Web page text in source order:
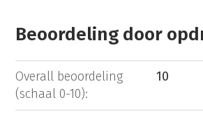
Beoordeling door
Overall beoordeling
(schaal 0-10):
10